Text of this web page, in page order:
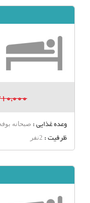
وعده غذایی : صبحانه
ظرفیت : 2نفر